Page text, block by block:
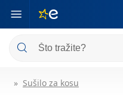
Sušilo za kosu